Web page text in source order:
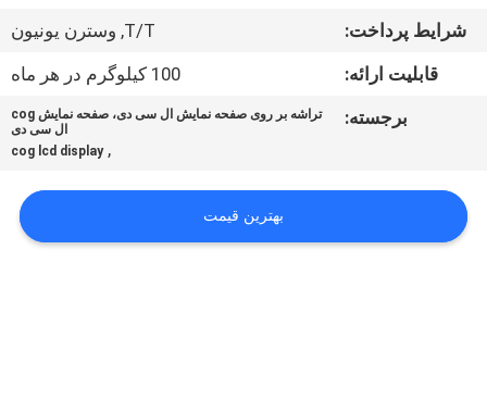
درخواست
نقل قول
شرایط پرداخت:
T/T, وسترن یونیون
قابلیت ارائه:
100 کیلوگرم در هر ماه
برجسته:
تراشه بر روی صفحه نمایش ال سی دی، صفحه نمایش cog
ال سی دی
,
cog lcd display
بهترین قیمت